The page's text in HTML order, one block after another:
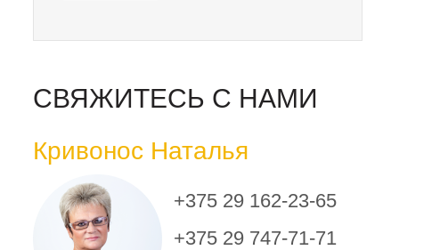
СВЯЖИТЕСЬ С НАМИ
Кривонос Наталья
+375 29 162-23-65
+375 29 747-71-71